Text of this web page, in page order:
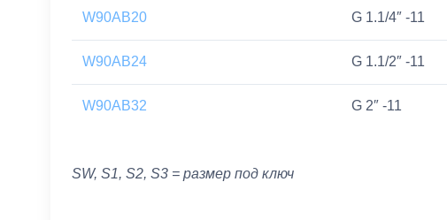
W90AB20 G 1.1/4″ -11
W90AB24 G 1.1/2″ -11
W90AB32 G 2″ -11
SW, S1, S2, S3 = размер под ключ